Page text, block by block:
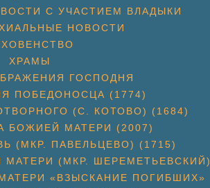
С УЧАСТИЕМ ВЛАДЫКИ
НОВОСТИ
ХРАМЫ
ГОСПОДНЯ
ПОБЕДОНОСЦА (1774)
(С. КОТОВО) (1684)
БОЖИЕЙ МАТЕРИ (2007)
(МКР. ПАВЕЛЬЦЕВО) (1715)
(МКР. ШЕРЕМЕТЬЕВСКИЙ)
«ВЗЫСКАНИЕ ПОГИБШИХ»